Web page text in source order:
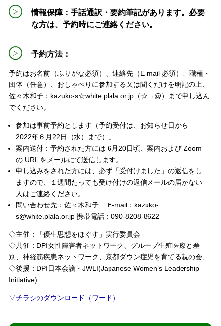
情報保障：手話通訳・要約筆記があります。必要
な方は、予約時にご連絡ください。
予約方法：
予約はお名前（ふりがな必須）、連絡先（E-mail 必須）、職種・
団体（任意）、おしゃべりに参加する又は聞くだけを明記の上、
佐々木和子：kazuko-s☆white.plala.or.jp（☆→@）まで申し込ん
でください。
参加は事前予約とします（予約受付は、お知らせ日から
2022年６月22日（水）まで）。
案内送付：予約された方には 6月20日頃、案内および Zoom
の URL をメールにて送信します。
申し込みをされた方には、必ず「受付けました」の返信をし
ますので、１週間たっても受け付けの返信メールの届かない
人はご連絡ください。
問い合わせ先：佐々木和子 E-mail：kazuko-
s@white.plala.or.jp 携帯電話：090-8208-8622
◇主催：「優生思想をほぐす」実行委員会
◇共催：DPI女性障害者ネットワーク、グループ生殖医療と差
別、神経筋疾患ネットワーク、京都ダウン症児を育てる親の会、
◇後援：DPI日本会議・JWLI(Japanese Women’s Leadership
Initiative)
▽チラシのダウンロード（ワード）